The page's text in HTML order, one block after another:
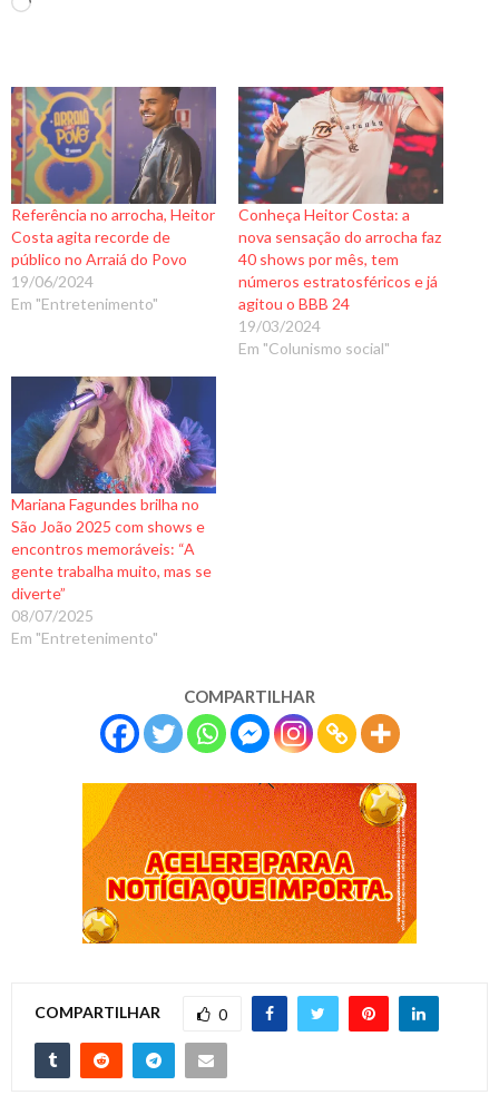
C
r
e
g
a
n
d
o
.
.
Referência no arrocha, Heitor
Costa agita recorde de
público no Arraiá do Povo
19/06/2024
Em "Entretenimento"
Conheça Heitor Costa: a
nova sensação do arrocha faz
40 shows por mês, tem
números estratosféricos e já
agitou o BBB 24
19/03/2024
Em "Colunismo social"
Mariana Fagundes brilha no
São João 2025 com shows e
encontros memoráveis: “A
gente trabalha muito, mas se
diverte”
08/07/2025
Em "Entretenimento"
COMPARTILHAR
COMPARTILHAR 0